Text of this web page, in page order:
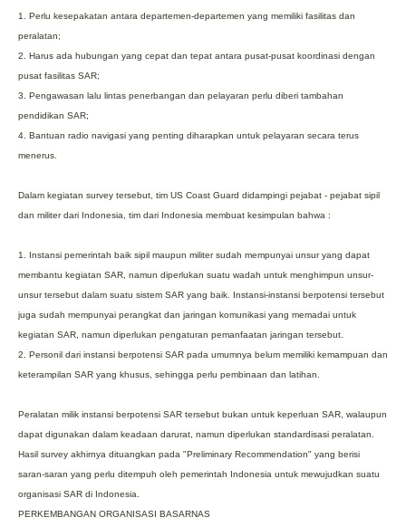
1. Perlu kesepakatan antara departemen-departemen yang memiliki fasilitas dan
peralatan;
2. Harus ada hubungan yang cepat dan tepat antara pusat-pusat koordinasi dengan
pusat fasilitas SAR;
3. Pengawasan lalu lintas penerbangan dan pelayaran perlu diberi tambahan
pendidikan SAR;
4. Bantuan radio navigasi yang penting diharapkan untuk pelayaran secara terus
menerus.
Dalam kegiatan survey tersebut, tim US Coast Guard didampingi pejabat - pejabat sipil
dan militer dari Indonesia, tim dari Indonesia membuat kesimpulan bahwa :
1. Instansi pemerintah baik sipil maupun militer sudah mempunyai unsur yang dapat
membantu kegiatan SAR, namun diperlukan suatu wadah untuk menghimpun unsur-
unsur tersebut dalam suatu sistem SAR yang baik. Instansi-instansi berpotensi tersebut
juga sudah mempunyai perangkat dan jaringan komunikasi yang memadai untuk
kegiatan SAR, namun diperlukan pengaturan pemanfaatan jaringan tersebut.
2. Personil dari instansi berpotensi SAR pada umumnya belum memiliki kemampuan dan
keterampilan SAR yang khusus, sehingga perlu pembinaan dan latihan.
Peralatan milik instansi berpotensi SAR tersebut bukan untuk keperluan SAR, walaupun
dapat digunakan dalam keadaan darurat, namun diperlukan standardisasi peralatan.
Hasil survey akhirnya dituangkan pada "Preliminary Recommendation" yang berisi
saran-saran yang perlu ditempuh oleh pemerintah Indonesia untuk mewujudkan suatu
organisasi SAR di Indonesia.
PERKEMBANGAN ORGANISASI BASARNAS